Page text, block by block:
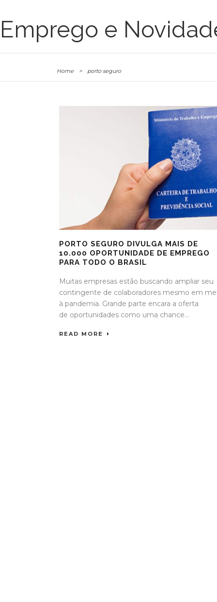
Emprego e
Home > porto seguro
PORTO SEGURO DIVULGA MAIS DE
10.000 OPORTUNIDADE DE EMPREGO
PARA TODO O BRASIL
Muitas empresas estão buscando ampliar seu
contingente de colaboradores mesmo em
à pandemia. Grande parte encara a oferta
de oportunidades como uma chance...
READ MORE